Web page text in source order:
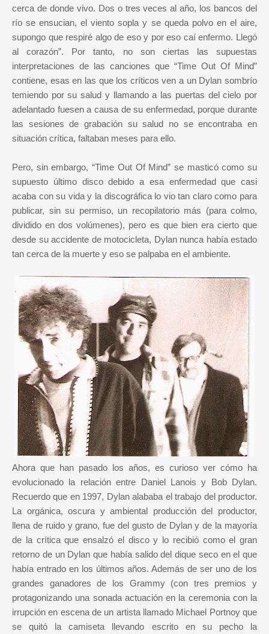
cerca de donde vivo. Dos o tres veces al año, los bancos del
río se ensucian, el viento sopla y se queda polvo en el aire,
supongo que respiré algo de eso y por eso caí enfermo. Llegó
al corazón”. Por tanto, no son ciertas las supuestas
interpretaciones de las canciones que “Time Out Of Mind”
contiene, esas en las que los críticos ven a un Dylan sombrío
temiendo por su salud y llamando a las puertas del cielo por
adelantado fuesen a causa de su enfermedad, porque durante
las sesiones de grabación su salud no se encontraba en
situación crítica, faltaban meses para ello.
Pero, sin embargo, “Time Out Of Mind” se masticó como su
supuesto último disco debido a esa enfermedad que casi
acaba con su vida y la discográfica lo vio tan claro como para
publicar, sin su permiso, un recopilatorio más (para colmo,
dividido en dos volúmenes), pero es que bien era cierto que
desde su accidente de motocicleta, Dylan nunca había estado
tan cerca de la muerte y eso se palpaba en el ambiente.
Ahora que han pasado los años, es curioso ver cómo ha
evolucionado la relación entre Daniel Lanois y Bob Dylan.
Recuerdo que en 1997, Dylan alababa el trabajo del productor.
La orgánica, oscura y ambiental producción del productor,
llena de ruido y grano, fue del gusto de Dylan y de la mayoría
de la crítica que ensalzó el disco y lo recibió como el gran
retorno de un Dylan que había salido del dique seco en el que
había entrado en los últimos años. Además de ser uno de los
grandes ganadores de los Grammy (con tres premios y
protagonizando una sonada actuación en la ceremonia con la
irrupción en escena de un artista llamado Michael Portnoy que
se quitó la camiseta llevando escrito en su pecho la